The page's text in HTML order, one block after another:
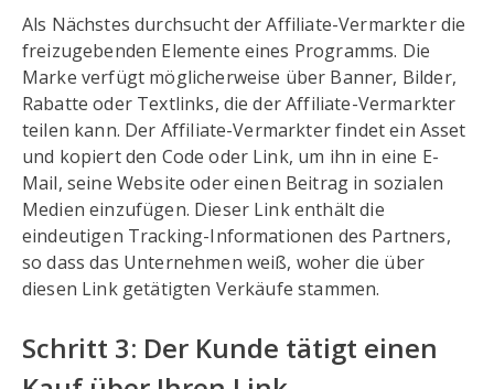
Als Nächstes durchsucht der Affiliate-Vermarkter die
freizugebenden Elemente eines Programms. Die
Marke verfügt möglicherweise über Banner, Bilder,
Rabatte oder Textlinks, die der Affiliate-Vermarkter
teilen kann. Der Affiliate-Vermarkter findet ein Asset
und kopiert den Code oder Link, um ihn in eine E-
Mail, seine Website oder einen Beitrag in sozialen
Medien einzufügen. Dieser Link enthält die
eindeutigen Tracking-Informationen des Partners,
so dass das Unternehmen weiß, woher die über
diesen Link getätigten Verkäufe stammen.
Schritt 3: Der Kunde tätigt einen